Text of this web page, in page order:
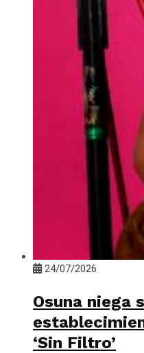
24/07/2026
Osuna niega
‘Sin Filtro’